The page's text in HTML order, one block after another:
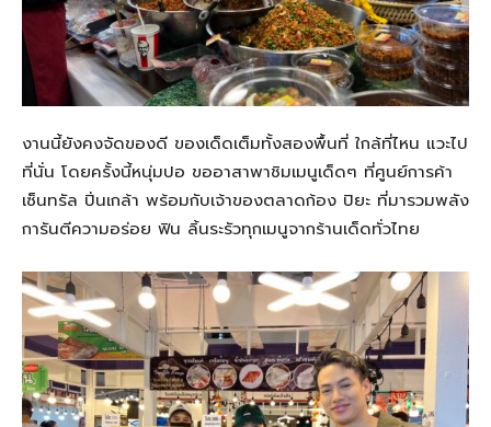
งานนี้ยังคงจัดของดี ของเด็ดเต็มทั้งสองพื้นที่ ใกล้ที่ไหน แวะไป
ที่นั่น โดยครั้งนี้หนุ่มปอ ขออาสาพาชิมเมนูเด็ดๆ ที่ศูนย์การค้า
เซ็นทรัล ปิ่นเกล้า พร้อมกับเจ้าของตลาดก้อง ปิยะ ที่มารวมพลัง
การันตีความอร่อย ฟิน ลิ้นระรัวทุกเมนูจากร้านเด็ดทั่วไทย